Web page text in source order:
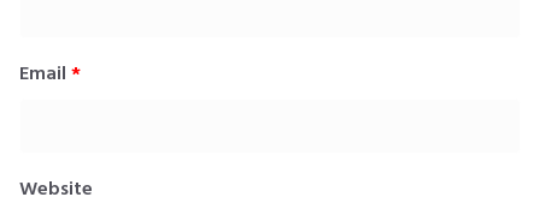
Email *
Website